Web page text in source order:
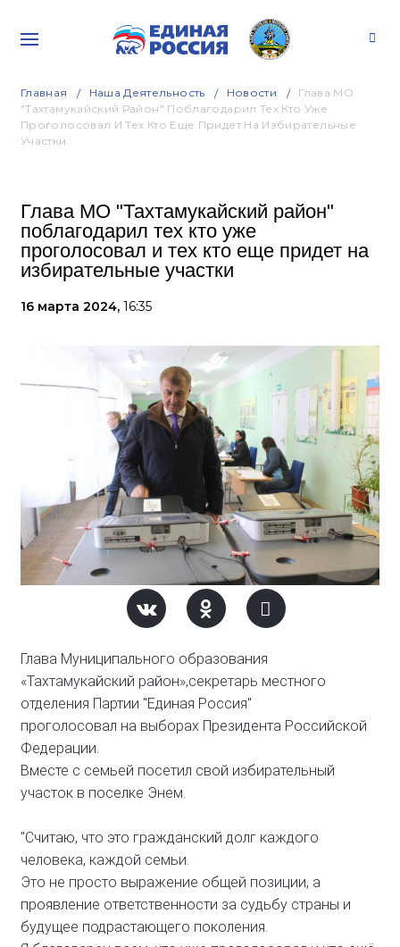
Главная Наша Деятельность Новости
Глава МО
"Тахтамукайский Район" Поблагодарил Тех Кто Уже
Проголосовал И Тех Кто Еще Придет На Избирательные
Участки
Глава МО "Тахтамукайский район"
поблагодарил тех кто уже
проголосовал и тех кто еще придет на
избирательные участки
16 марта 2024, 16:35
Глава Муниципального образования
«Тахтамукайский район»,секретарь местного
отделения Партии "Единая Россия"
проголосовал на выборах Президента Российской
Федерации.
Вместе с семьей посетил свой избирательный
участок в поселке Энем.
"Считаю, что это гражданский долг каждого
человека, каждой семьи.
Это не просто выражение общей позиции, а
проявление ответственности за судьбу страны и
будущее подрастающего поколения.